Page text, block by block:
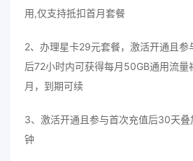
用,仅支持抵扣首月套餐
2、办理星卡29元套餐，激活开通且参
后72小时内可获得每月50GB通用流
月，到期可续
3、激活开通且参与首次充值后30天
钟